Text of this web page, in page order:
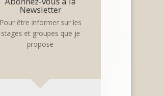
Newsletter
Pour être informer sur les
stages et groupes que je
propose